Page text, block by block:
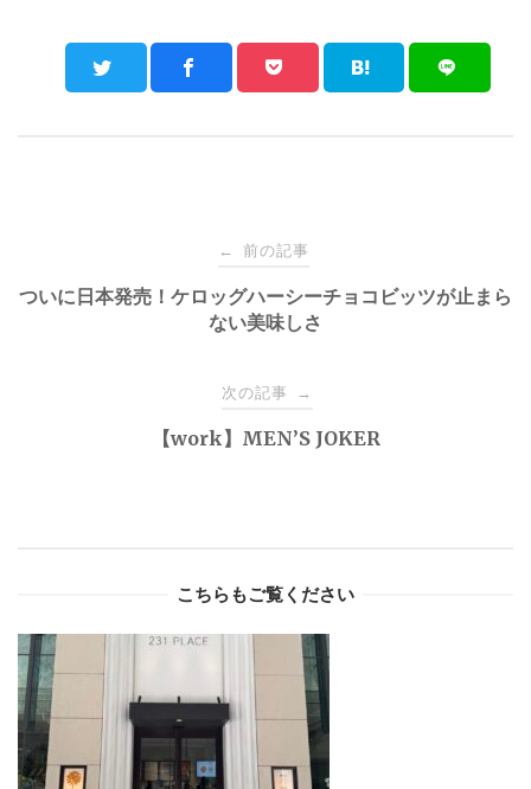
navigation
← 前の記事
ついに日本発売！ケロッグハーシーチョコビッツが止まら
ない美味しさ
次の記事 →
【work】MEN’S JOKER
こちらもご覧ください